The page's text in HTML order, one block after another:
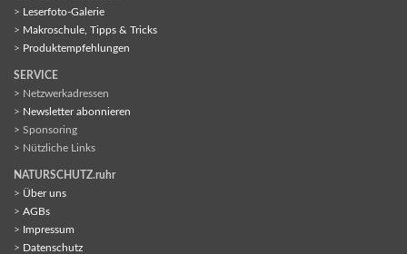
> Leserfoto-Galerie
> Makroschule, Tipps & Tricks
> Produktempfehlungen
SERVICE
> Netzwerkadressen
> Newsletter abonnieren
> Sponsoring
> Nützliche Links
NATURSCHUTZ.ruhr
> Über uns
> AGBs
> Impressum
> Datenschutz